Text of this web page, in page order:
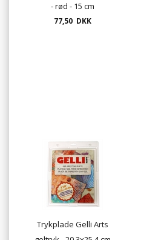
- rød - 15 cm
77,50 DKK
Trykplade Gelli Arts